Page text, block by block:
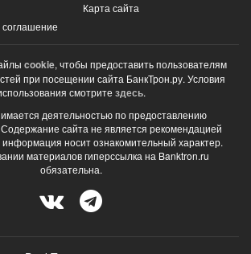
соглашение
Карта сайта
cookie, чтобы предоставить пользователям
при посещении сайта БанкТрон.ру. Условия
смотрите здесь.
деятельностью по предоставлению
Содержание сайта не является рекомендацией
носит ознакомительный характер.
материалов гиперссылка на Banktron.ru
обязательна.